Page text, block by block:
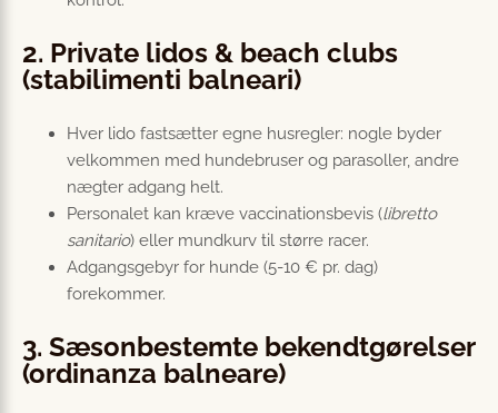
2. Private lidos & beach clubs
(stabilimenti balneari)
Hver lido fastsætter egne husregler: nogle byder
velkommen med hundebruser og parasoller, andre
nægter adgang helt.
Personalet kan kræve vaccinationsbevis (libretto
sanitario) eller mundkurv til større racer.
Adgangsgebyr for hunde (5-10 € pr. dag)
forekommer.
3. Sæsonbestemte bekendtgørelser
(ordinanza balneare)